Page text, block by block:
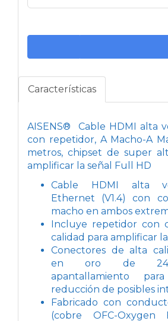
Características
AISENS®  Cable HDMI alta
con repetidor, A Macho-A
metros, chipset de super
amplificar la señal Full HD
Cable HDMI alta
Ethernet (V1.4) con
macho en ambos
Incluye repetidor con
calidad para amplificar la
Conectores de alta
en oro de
apantallamiento
reducción de posibles
Fabricado con
(cobre OFC-Oxygen